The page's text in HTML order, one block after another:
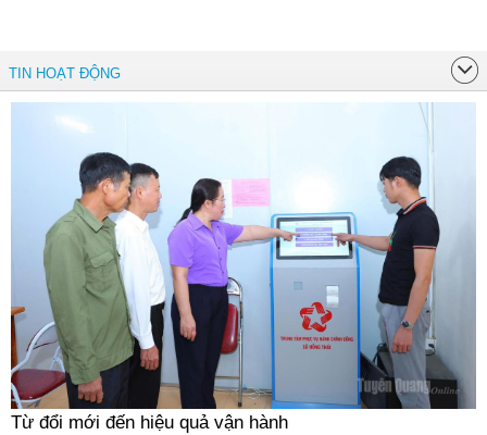
TIN HOẠT ĐỘNG
Từ đổi mới đến hiệu quả vận hành